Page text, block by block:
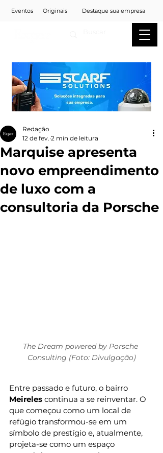
Eventos Originais Destaque sua empresa
Marquise apresenta
novo empreendimento
de luxo com a
consultoria da Porsche
Redação
12 de fev. 2 min de leitura
The Dream powered by Porsche
Consulting (Foto: Divulgação)
Entre passado e futuro, o bairro
Meireles continua a se reinventar. O
que começou como um local de
refúgio transformou-se em um
símbolo de prestígio e, atualmente,
projeta-se como um espaço